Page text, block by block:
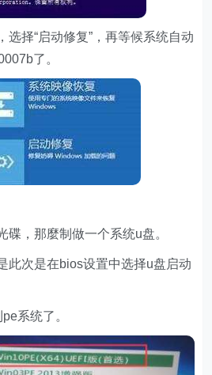
选择“启动修复”，再等候系统自动
了。
碟，那麼制做一个系统u盘。
此次是在bios设置中选择u盘启动
系统了。